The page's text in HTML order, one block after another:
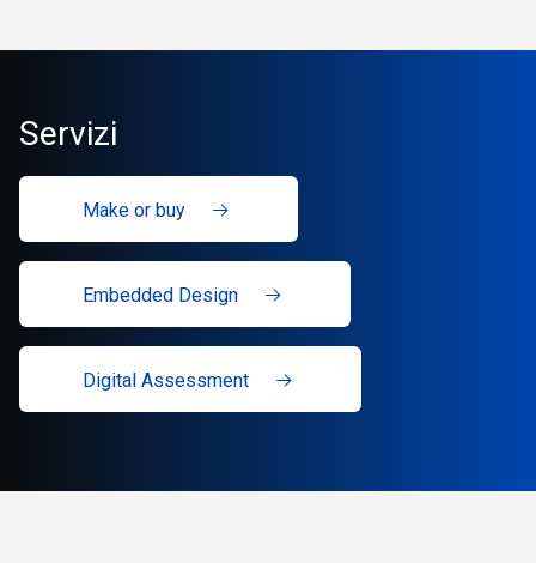
Servizi
Make or buy
Embedded Design
Digital Assessment